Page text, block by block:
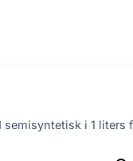
semisyntetisk i 1 liters